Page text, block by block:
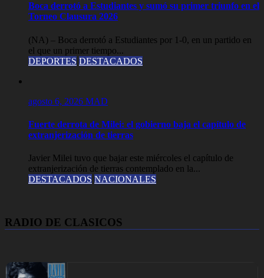
Boca derrotó a Estudiantes y sumó su primer triunfo en el
Torneo Clausura 2026
(NA) – Boca derrotó a Estudiantes por 1-0, en un partido en
el que un primer tiempo...
DEPORTES DESTACADOS
agosto 6, 2026 MAD
Fuerte derrota de Milei: el gobierno baja el capítulo de
extranjerización de tierras
Javier Milei tuvo que bajar este miércoles el capítulo de
extranjerización de tierras contemplado en la...
DESTACADOS NACIONALES
RADIO DE CLASICOS